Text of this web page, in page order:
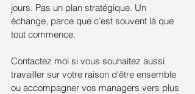
jours. Pas un plan stratégique. Un
échange, parce que c’est souvent là que
tout commence.
Contactez moi si vous souhaitez aussi
travailler sur votre raison d'être ensemble
ou accompagner vos managers vers plus